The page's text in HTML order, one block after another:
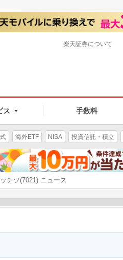
ス 手数料
楽天証券について
海外ETF NISA 投資信託・積立
チツ(7021) ニュース